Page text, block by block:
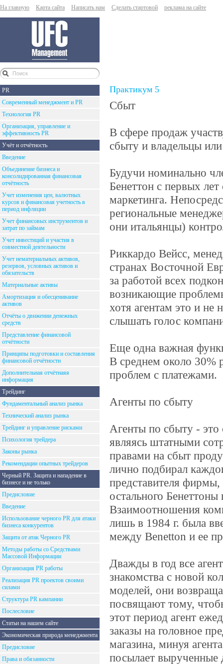
На главную Карта сайта Написать нам Сделать стартовой реклама на сайте
PR
Современный менеджмент и PR
Технология PR
Организация, управление и
эффективность PR
Учёт и отчётность
Введение
Объединение бизнеса и
консолидированная финансовая
отчётность
Учет изменения цен, валютных
курсов и финансовая учетность в
период инфляции
Учет финансовых инструментов и
затрат по займам
Учет инвестиций и участия в
совместной деятельности
Учет нематериальных активов,
резервов, условных активов и
обязательств
Материальные активы
Амортизация и обесценивание
активов
Отчёты о движении денежных
средств
Представление финансовой
отчётности
Принципы подготовки и составления
финансовой отчётности
Дополнительная отчётнаяя
информация
Трейдинг
Фундаментальный анализ рынка
Технический анализ рынка
Трейдинг и управление рисками
Психология трейдера
Законы рынка
Рекомендации опытных трейдеров
Черный PR. Защита и нападение в
бизнесе и не только
Предисловие
Введение
Использование черного PR для атаки
бизнеса конкурентов
Защита от атак Черного PR
Методы работы со Средствами
Массовой Информации
Организация PR работы
Реализация PR проектов своими
силами
Структура PR кампании
Послесловие
Статьи на нашем сайте
Экономическая природа менеджмента
Предисловие
Права и обязанности
Практикум 5
Сбыт
В сфере продаж
сбыту и владельцы
Будучи номинально
Бенеттон с первых
маркетинга.
региональные
они итальянцы)
Риккардо Вейсс,
странах Восточной
за работой всех
возникающие
хотя агентам это и
слышать голос
Еще одна важная
В среднем около 30%
проблем с платежами.
Агенты по сбыту
Агенты по сбыту -
являясь штатными
правами на сбыт
лично подбирал
представителя
остального
Взаимоотношения
лишь в 1984 г. была
между Benetton и ее
Дважды в год все
знакомства с новой
моделей, они
посвящают тому,
этот период агент
заказы на головное
магазина, минуя
посылает вырученные